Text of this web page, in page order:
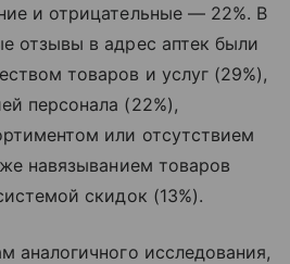
и отрицательные — 22%. В
отзывы в адрес аптек были
товаров и услуг (29%),
персонала (22%),
или отсутствием
навязыванием товаров
скидок (13%).
аналогичного исследования,